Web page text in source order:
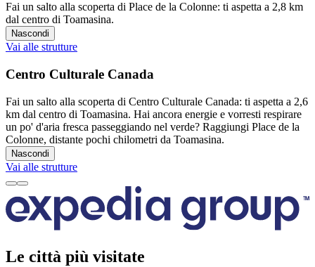
Fai un salto alla scoperta di Place de la Colonne: ti aspetta a 2,8 km
dal centro di Toamasina.
Nascondi
Vai alle strutture
Centro Culturale Canada
Fai un salto alla scoperta di Centro Culturale Canada: ti aspetta a 2,6
km dal centro di Toamasina. Hai ancora energie e vorresti respirare
un po' d'aria fresca passeggiando nel verde? Raggiungi Place de la
Colonne, distante pochi chilometri da Toamasina.
Nascondi
Vai alle strutture
Le città più visitate